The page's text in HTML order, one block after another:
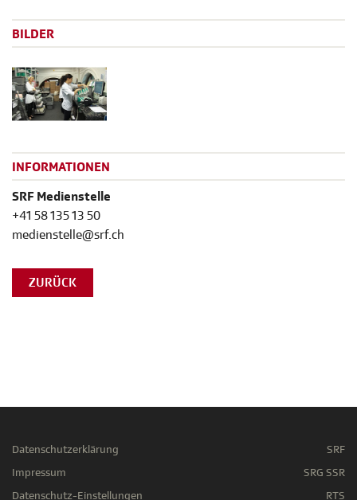
BILDER
INFORMATIONEN
SRF Medienstelle
+41 58 135 13 50
medienstelle@srf.ch
ZURÜCK
Datenschutzerklärung
Impressum
Datenschutz-Einstellungen
SRF
SRG SSR
RTS